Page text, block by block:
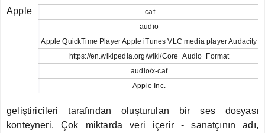
.caf
audio
Apple QuickTime Player Apple iTunes VLC media player Audacity
https://en.wikipedia.org/wiki/Core_Audio_Format
audio/x-caf
Apple Inc.
Apple
geliştiricileri tarafından oluşturulan bir ses dosyası
konteyneri. Çok miktarda veri içerir - sanatçının adı,